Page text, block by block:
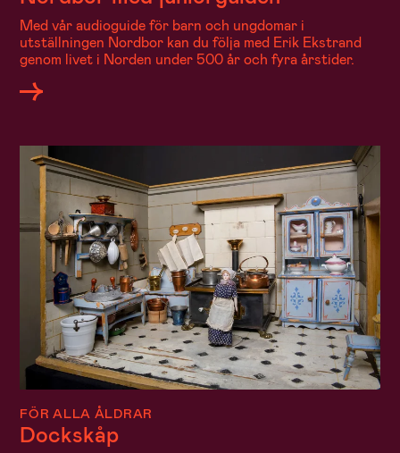
Med vår audioguide för barn och ungdomar i
utställningen Nordbor kan du följa med Erik Ekstrand
genom livet i Norden under 500 år och fyra årstider.
FÖR ALLA ÅLDRAR
Dockskåp